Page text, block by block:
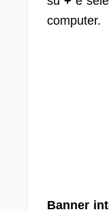
computer.
Banner